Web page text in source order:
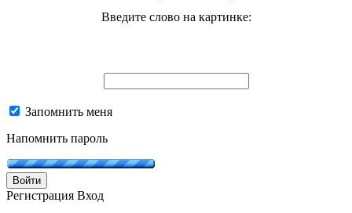
Введите слово на картинке:
Запомнить меня
Напомнить пароль
Войти
Регистрация Вход